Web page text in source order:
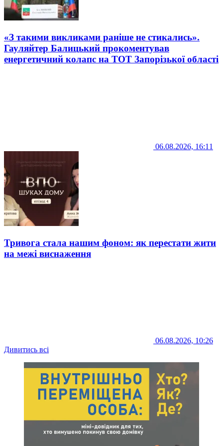
«З такими викликами раніше не стикались».
Гауляйтер Балицький прокоментував
енергетичний колапс на ТОТ Запорізької області
06.08.2026, 16:11
Тривога стала нашим фоном: як перестати жити
на межі виснаження
06.08.2026, 10:26
Дивитись всі